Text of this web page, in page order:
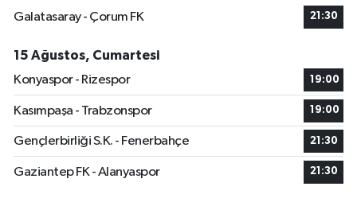
Galatasaray - Çorum FK
21:30
15 Ağustos, Cumartesi
Konyaspor - Rizespor
19:00
Kasımpaşa - Trabzonspor 19:00
Gençlerbirliği S.K. - Fenerbahçe 21:30
Gaziantep FK - Alanyaspor 21:30